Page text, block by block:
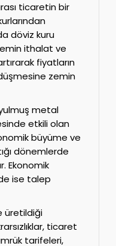
ticaretin bir
döviz kuru
ithalat ve
fiyatların
zemin
metal
etkili olan
büyüme ve
dönemlerde
Ekonomik
ise talep
üretildiği
ticaret
tarifeleri,